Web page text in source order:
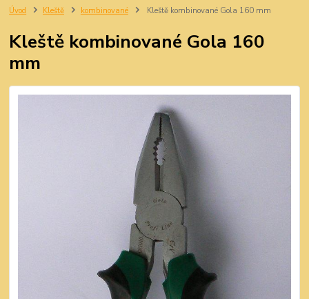
Úvod Kleště kombinované Kleště kombinované Gola 160 mm
Kleště kombinované Gola 160
mm